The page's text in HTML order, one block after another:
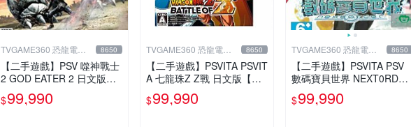
TVGAME360 恐龍電玩- 8650
【二手遊戲】PSV 噬神戰士
2 GOD EATER 2 日文版
【台中恐龍電玩】
$99,990
TVGAME360 恐龍電玩- 8650
【二手遊戲】PSVITA PSVIT
A 七龍珠Z Z戰 日文版【台
中恐龍電玩】
$99,990
TVGAME360 恐龍電玩- 8650
【二手遊戲】PSVITA PSV
數碼寶貝世界 NEXT0RDER
DIGIMONWORLD 中文版
【台中恐龍電玩】
$99,990